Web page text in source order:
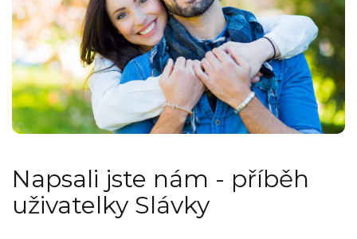
Napsali jste nám - příběh
uživatelky Slávky